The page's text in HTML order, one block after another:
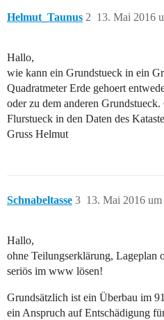
Helmut_Taunus 13. Mai 2016
2
Hallo,
wie kann ein Grundstueck in ein
Quadratmeter Erde gehoert
oder zu dem anderen
Flurstueck in den Daten des
Gruss Helmut
Schnabeltasse 13. Mai 2016
3
Hallo,
ohne Teilungserklärung, Lageplan
seriös im www lösen!
Grundsätzlich ist ein Überbau im
ein Anspruch auf Entschädigung